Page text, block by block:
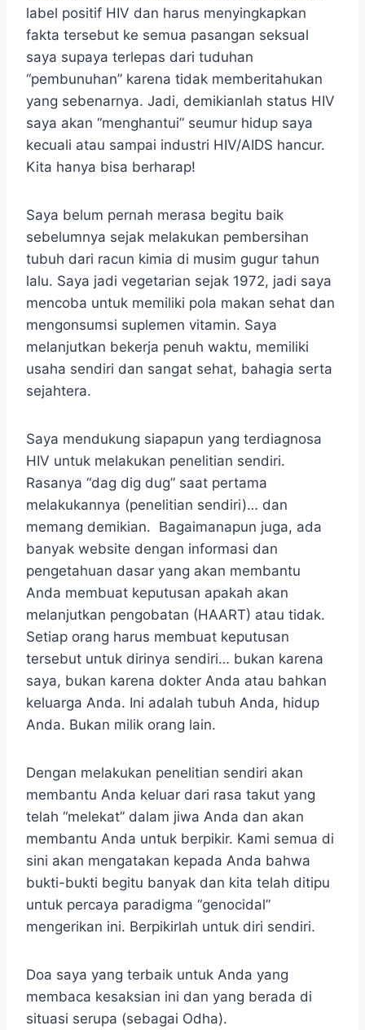
label positif HIV dan harus menyingkapkan
fakta tersebut ke semua pasangan seksual
saya supaya terlepas dari tuduhan
“pembunuhan” karena tidak memberitahukan
yang sebenarnya. Jadi, demikianlah status HIV
saya akan “menghantui” seumur hidup saya
kecuali atau sampai industri HIV/AIDS hancur.
Kita hanya bisa berharap!
Saya belum pernah merasa begitu baik
sebelumnya sejak melakukan pembersihan
tubuh dari racun kimia di musim gugur tahun
lalu. Saya jadi vegetarian sejak 1972, jadi saya
mencoba untuk memiliki pola makan sehat dan
mengonsumsi suplemen vitamin. Saya
melanjutkan bekerja penuh waktu, memiliki
usaha sendiri dan sangat sehat, bahagia serta
sejahtera.
Saya mendukung siapapun yang terdiagnosa
HIV untuk melakukan penelitian sendiri.
Rasanya “dag dig dug” saat pertama
melakukannya (penelitian sendiri)… dan
memang demikian. Bagaimanapun juga, ada
banyak website dengan informasi dan
pengetahuan dasar yang akan membantu
Anda membuat keputusan apakah akan
melanjutkan pengobatan (HAART) atau tidak.
Setiap orang harus membuat keputusan
tersebut untuk dirinya sendiri… bukan karena
saya, bukan karena dokter Anda atau bahkan
keluarga Anda. Ini adalah tubuh Anda, hidup
Anda. Bukan milik orang lain.
Dengan melakukan penelitian sendiri akan
membantu Anda keluar dari rasa takut yang
telah “melekat” dalam jiwa Anda dan akan
membantu Anda untuk berpikir. Kami semua di
sini akan mengatakan kepada Anda bahwa
bukti-bukti begitu banyak dan kita telah ditipu
untuk percaya paradigma “genocidal”
mengerikan ini. Berpikirlah untuk diri sendiri.
Doa saya yang terbaik untuk Anda yang
membaca kesaksian ini dan yang berada di
situasi serupa (sebagai Odha).